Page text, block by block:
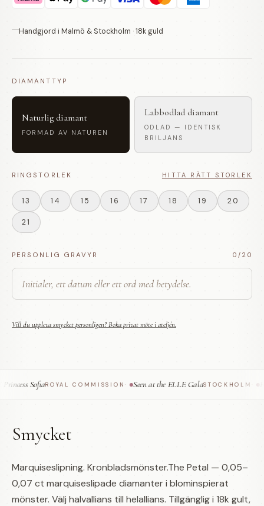
Handgjord i Malmö & Stockholm · 18k guld
DIAMANTTYP
Naturlig diamant
FORMAD AV NATUREN
Labbodlad diamant
ODLAD — IDENTISK
BRILJANS
RINGSTORLEK HITTA RÄTT STORLEK
13 14 15 16 17 18 19 20
21
PERSONLIG GRAVYR 0 /20
Vill du uppleva smycket personligen? Boka privat möte i ateljén.
SofiaROYAL COMMISSION· Seen at the ELLE GalaSTOCKHOLM ·
Smycket
Marquiseslipning. Kronbladsmönster.The Petal — 0,05–
0,07 ct marquiseslipade diamanter i blominspierat
mönster. Välj halvallians till helallians. Tillgänglig i 18k gult,